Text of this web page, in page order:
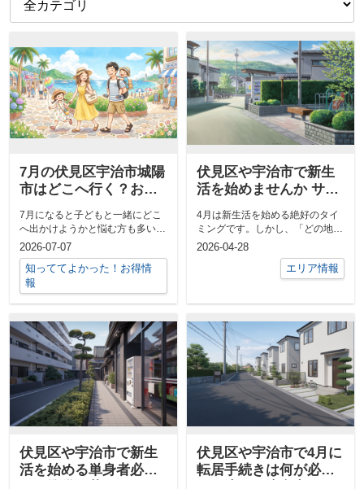
7月の伏見区宇治市城陽
市はどこへ行く？お出
間を楽しもう
7月になると子どもと一緒にどこ
へ出かけようかと悩む方も多いの
ではないでしょうか。特にファミ
リーで暮ら...
2026-07-07
知っててよかった！お得情
報
伏見区や宇治市で新生
活を始めませんか サポ
の特徴を紹介
4月は新生活を始める絶好のタイ
ミングです。しかし、「どの地域
が暮らしやすい？」「住みやすさ
2026-04-28
エリア情報
伏見区や宇治市で新生
活を始める単身者必
伏見区や宇治市で4月に
転居手続きは何が必